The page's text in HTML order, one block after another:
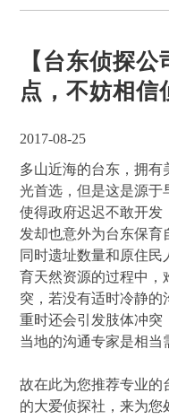
【台东侦探
点，不妨相信
2017-08-25
多山近海的台东，拥有
光首选，但是这是源于
使得政府迟迟不敢开发
发却也意外为台东保育
同时遗址数量和原住
育天然资源的过程中
突，若没有适时冷静的
重时还会引发肢体冲突
当地的沟通专家是相当
故在此为您推荐专业的
的大爱侦探社，来为您